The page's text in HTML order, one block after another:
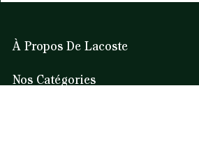
À Propos De Lacoste
Nos Catégories